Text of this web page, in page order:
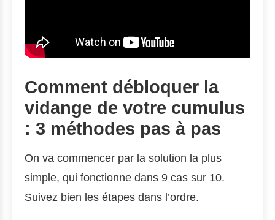
Comment débloquer la
vidange de votre cumulus
: 3 méthodes pas à pas
On va commencer par la solution la plus
simple, qui fonctionne dans 9 cas sur 10.
Suivez bien les étapes dans l’ordre.